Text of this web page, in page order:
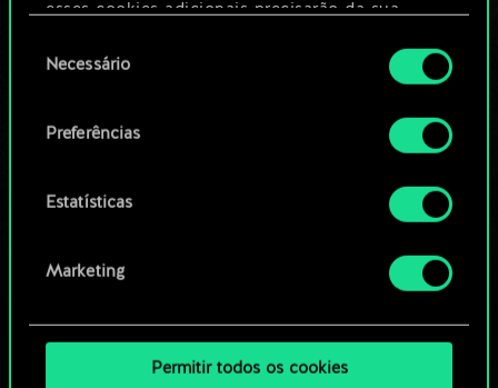
esses cookies adicionais precisarão da sua
Você encontrará todos os detalhes sobre o uso
de cookies e poderá ajustar as suas preferências
no menu "Configurações" abaixo.
deNecessário
Preferências
Estatísticas
Marketing
Permitir todos os cookies
Navegue pelos baralhos da